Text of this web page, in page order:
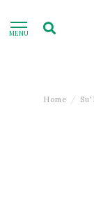
MENU
Home /